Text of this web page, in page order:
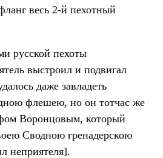
весь 2-й пехотный
русской пехоты
выстроил и подвигал
даже завладеть
флешею, но он тотчас же
Воронцовым, который
Сводною гренадерскою
неприятеля].